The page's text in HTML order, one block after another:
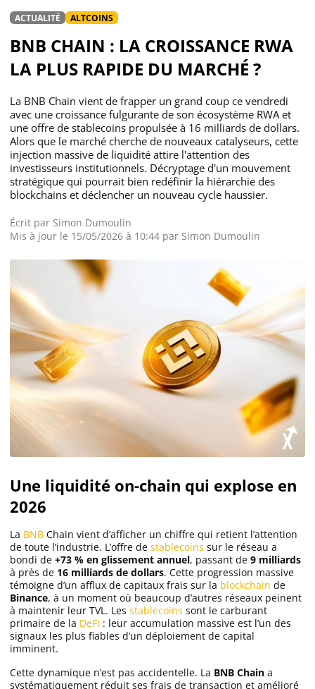
ACTUALITÉ ALTCOINS
BNB CHAIN : LA CROISSANCE RWA
LA PLUS RAPIDE DU MARCHÉ ?
La BNB Chain vient de frapper un grand coup ce vendredi
avec une croissance fulgurante de son écosystème RWA et
une offre de stablecoins propulsée à 16 milliards de dollars.
Alors que le marché cherche de nouveaux catalyseurs, cette
injection massive de liquidité attire l'attention des
investisseurs institutionnels. Décryptage d'un mouvement
stratégique qui pourrait bien redéfinir la hiérarchie des
blockchains et déclencher un nouveau cycle haussier.
Écrit par Simon Dumoulin
Mis à jour le 15/05/2026 à 10:44 par Simon Dumoulin
Une liquidité on-chain qui explose en
2026
La BNB Chain vient d’afficher un chiffre qui retient l’attention
de toute l’industrie. L’offre de stablecoins sur le réseau a
bondi de +73 % en glissement annuel, passant de 9 milliards
à près de 16 milliards de dollars. Cette progression massive
témoigne d’un afflux de capitaux frais sur la blockchain de
Binance, à un moment où beaucoup d’autres réseaux peinent
à maintenir leur TVL. Les stablecoins sont le carburant
primaire de la DeFi : leur accumulation massive est l’un des
signaux les plus fiables d’un déploiement de capital
imminent.
Cette dynamique n’est pas accidentelle. La BNB Chain a
systématiquement réduit ses frais de transaction et amélioré